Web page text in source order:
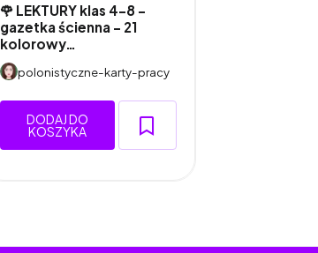
🌹 LEKTURY klas 4–8 –
gazetka ścienna - 21
kolorowy…
polonistyczne-karty-pracy
DODAJ DO
KOSZYKA